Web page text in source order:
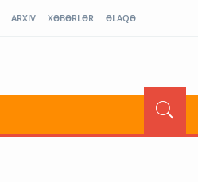
ARXİV XƏBƏRLƏR ƏLAQƏ